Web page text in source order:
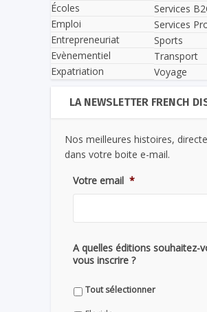
Écoles
Emploi
Entrepreneuriat
Evènementiel
Expatriation
Services
Services
Sports
Transport
Voyage
LA NEWSLETTER FRENCH
Nos meilleures histoires,
dans votre boite e-mail.
Votre email *
A quelles éditions souhaitez-
vous inscrire ?
Tout sélectionner